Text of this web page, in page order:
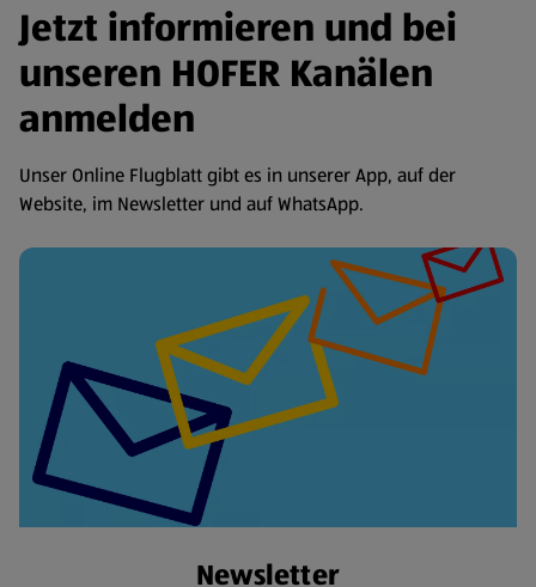
Jetzt informieren und bei
unseren HOFER Kanälen
anmelden
Unser Online Flugblatt gibt es in unserer App, auf der
Website, im Newsletter und auf WhatsApp.
Newsletter